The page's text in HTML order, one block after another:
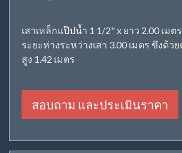
เสาเหล็กแป๊ปน้ำ 1 1/2" x ยาว 2.00 เมต
ระยะห่างระหว่างเสา 3.00 เมตร ขึงด้
สูง 1.42 เมตร
สอบถาม และประเมินราคา